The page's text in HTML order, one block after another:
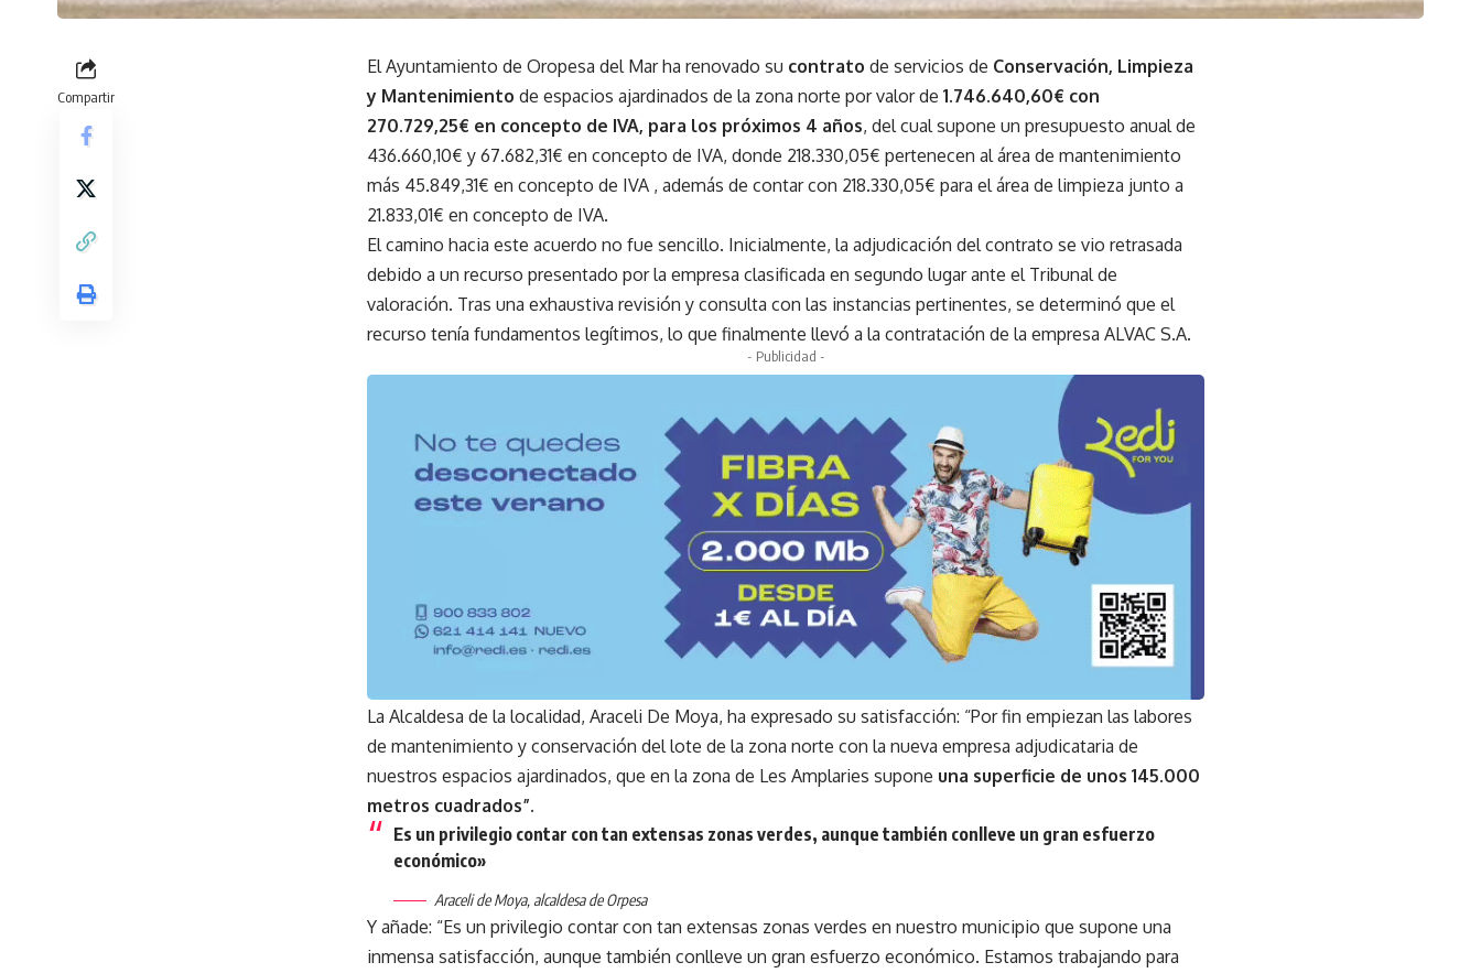
Compartir
El Ayuntamiento de Oropesa del Mar ha renovado su contrato de servicios de Conservación, Limpieza
y Mantenimiento de espacios ajardinados de la zona norte por valor de 1.746.640,60€ con
270.729,25€ en concepto de IVA, para los próximos 4 años, del cual supone un presupuesto anual de
436.660,10€ y 67.682,31€ en concepto de IVA, donde 218.330,05€ pertenecen al área de mantenimiento
más 45.849,31€ en concepto de IVA , además de contar con 218.330,05€ para el área de limpieza junto a
21.833,01€ en concepto de IVA.
El camino hacia este acuerdo no fue sencillo. Inicialmente, la adjudicación del contrato se vio retrasada
debido a un recurso presentado por la empresa clasificada en segundo lugar ante el Tribunal de
valoración. Tras una exhaustiva revisión y consulta con las instancias pertinentes, se determinó que el
recurso tenía fundamentos legítimos, lo que finalmente llevó a la contratación de la empresa ALVAC S.A.
- Publicidad -
La Alcaldesa de la localidad, Araceli De Moya, ha expresado su satisfacción: “Por fin empiezan las labores
de mantenimiento y conservación del lote de la zona norte con la nueva empresa adjudicataria de
nuestros espacios ajardinados, que en la zona de Les Amplaries supone una superficie de unos 145.000
metros cuadrados”.
Es un privilegio contar con tan extensas zonas verdes, aunque también conlleve un gran esfuerzo
económico»
Araceli de Moya, alcaldesa de Orpesa
Y añade: “Es un privilegio contar con tan extensas zonas verdes en nuestro municipio que supone una
inmensa satisfacción, aunque también conlleve un gran esfuerzo económico. Estamos trabajando para